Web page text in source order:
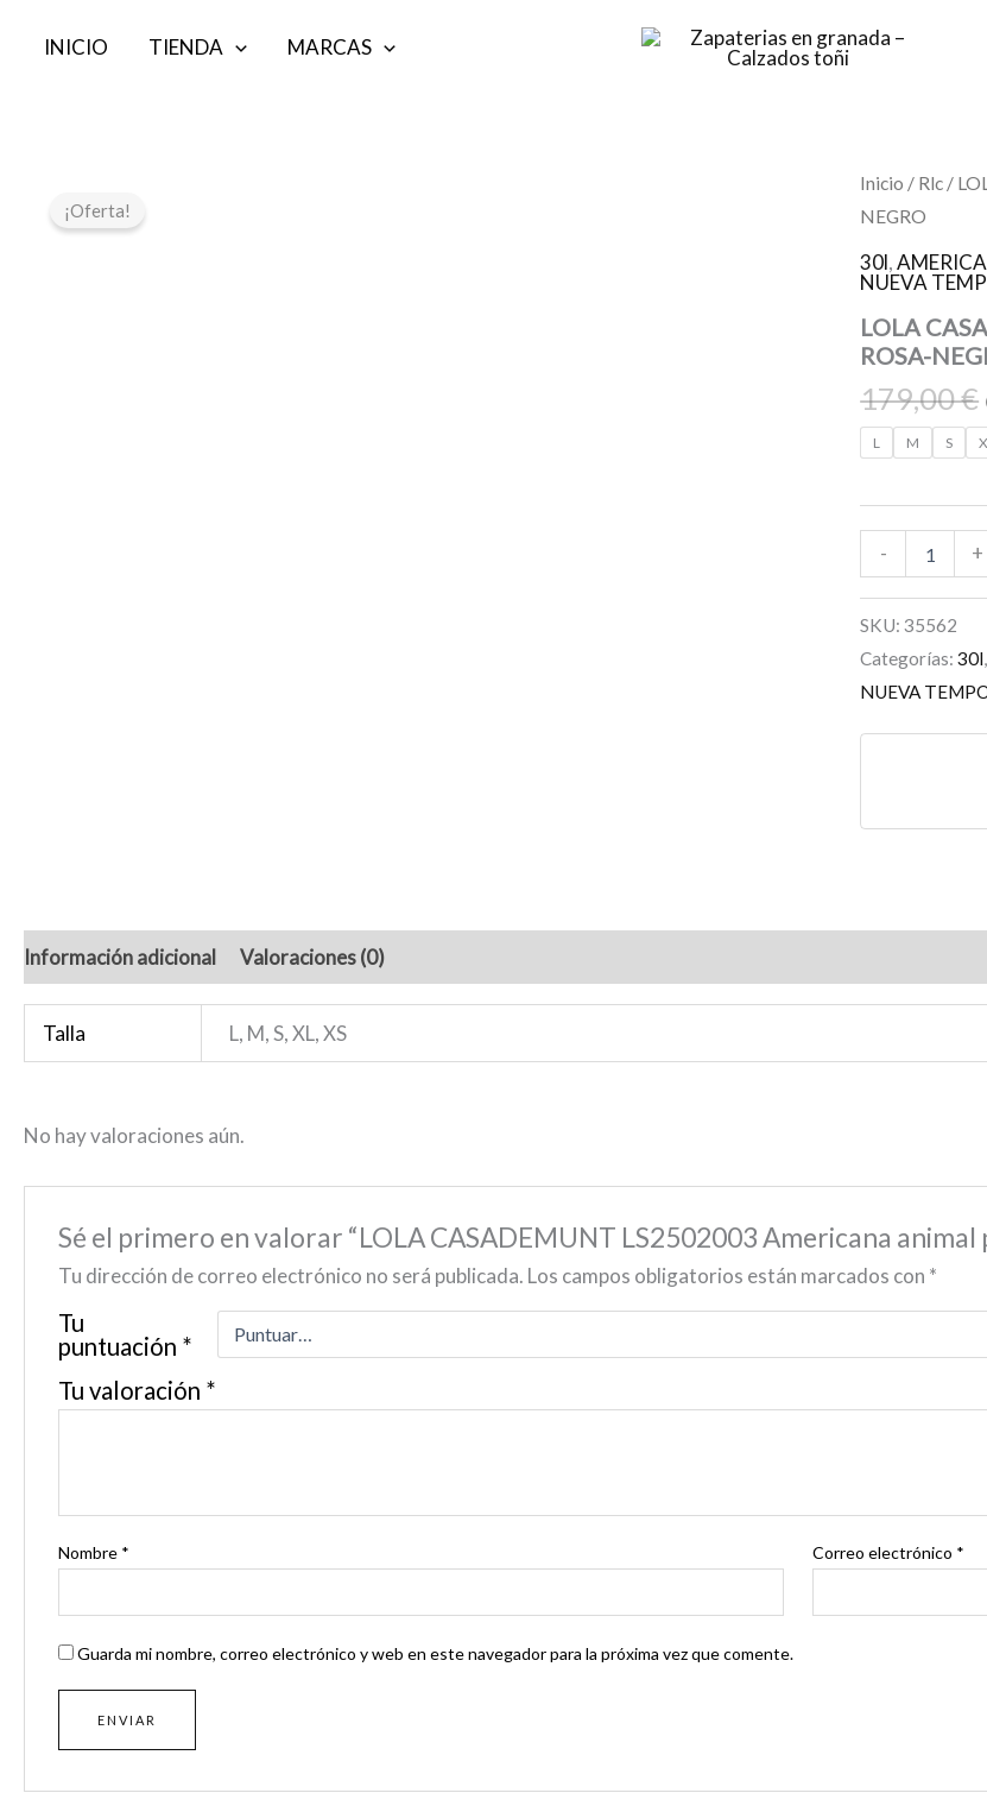
INICIO TIENDA MARCAS
¡Oferta!
Inicio / Rlc /
NEGRO
30l,
NUEVA
LOLA
ROSA-
179,00€
L M S
-
LOLA
LS2502003
animal
print
rosa
ROSA-
NEGRO
cantidad
+
SKU:35562
Categorías:30l
NUEVA
Información adicional Valoraciones (0)
Talla L, M, S, XL, XS
No hay valoraciones aún.
Sé el primero en valorar “LOLA CASADEMUNT LS2502003 Americana animal
Tu dirección de correo electrónico no será publicada. Los campos obligatorios están marcados con *
Tu
puntuación *
Tu valoración *
Nombre * Correo electrónico *
Guarda mi nombre, correo electrónico y web en este navegador para la próxima vez que comente.